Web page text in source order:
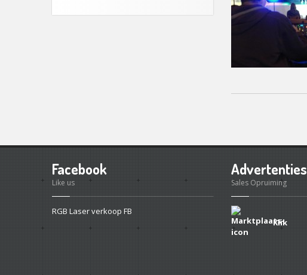
Facebook
Like us
RGB Laser verkoop FB
Advertenties
Sales Opruiming
Klik